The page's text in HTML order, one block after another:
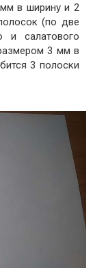
в ширину и 2
(по две
и салатового
3 мм в
3 полоски